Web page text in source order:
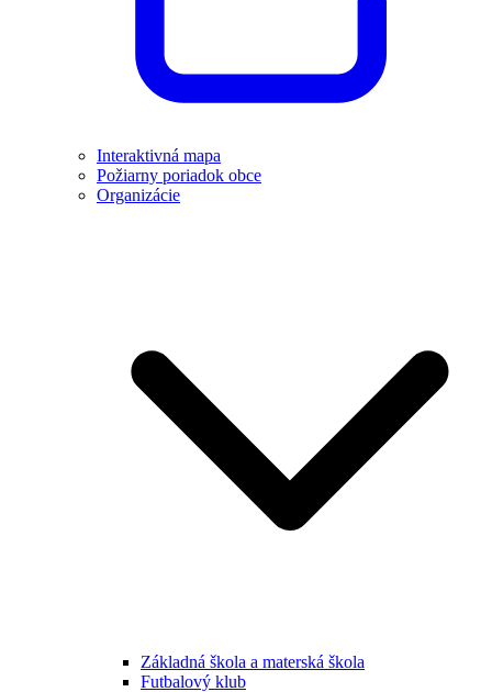
Interaktivná mapa
Požiarny poriadok obce
Organizácie
Základná škola a materská škola
Futbalový klub